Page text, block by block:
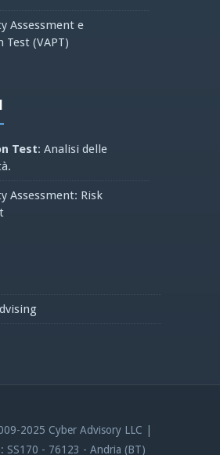
Assessment e
Test (VAPT)
Test: Analisi delle
Assessment: Risk
2025 Cyber Advisory LLC |
SS170 - 76123 - Andria (BT)